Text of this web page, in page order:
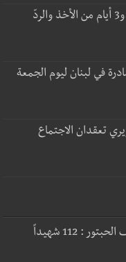
جولة ثامنة مطلع أيلول... و3 أيام من الأخذ والردّ
في لبنان ليوم الجمعة
تعقدان الاجتماع
رجل الاعمال الاماراتي خلف الحبتور : 112 شهيداً